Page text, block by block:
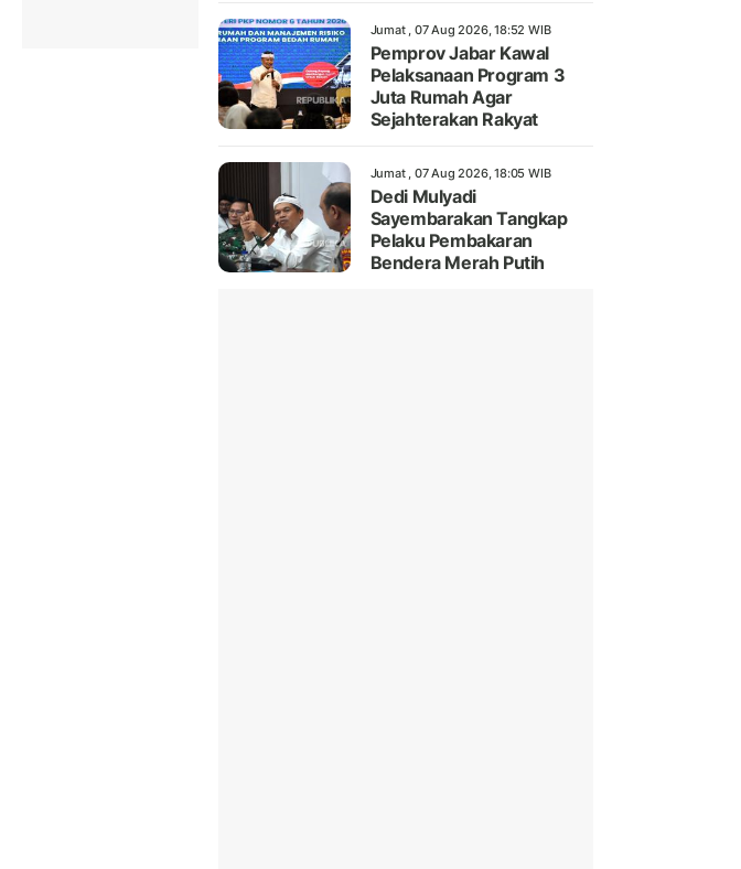
Jumat , 07 Aug 2026, 18:52 WIB
Pemprov Jabar Kawal
Pelaksanaan Program 3
Juta Rumah Agar
Sejahterakan Rakyat
Jumat , 07 Aug 2026, 18:05 WIB
Dedi Mulyadi
Sayembarakan Tangkap
Pelaku Pembakaran
Bendera Merah Putih